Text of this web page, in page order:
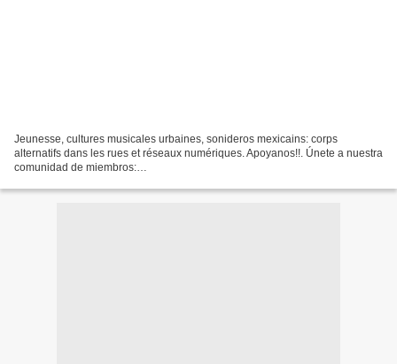
Jeunesse, cultures musicales urbaines, sonideros mexicains: corps
alternatifs dans les rues et réseaux numériques. Apoyanos!!. Únete a nuestra
comunidad de miembros:
PEDRO PEREZ, SONIDO...